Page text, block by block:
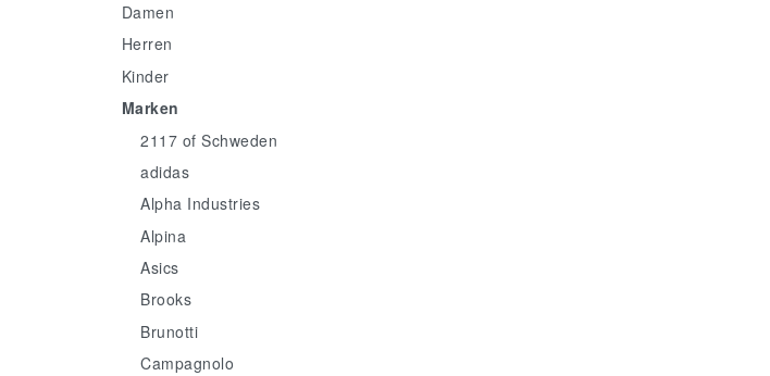
Damen
Herren
Kinder
Marken
2117 of Schweden
adidas
Alpha Industries
Alpina
Asics
Brooks
Brunotti
Campagnolo